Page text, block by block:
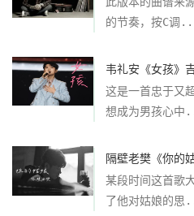
的节奏，按C调
韦礼安《女孩》
这是一首忠于又
想成为男孩心中
隔壁老樊《你的
某段时间这首歌
了他对姑娘的思